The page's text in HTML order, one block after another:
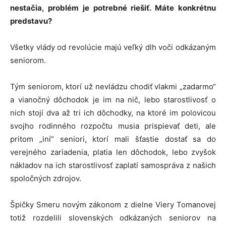
nestačia, problém je potrebné riešiť. Máte konkrétnu
predstavu?
Všetky vlády od revolúcie majú veľký dlh voči odkázaným
seniorom.
Tým seniorom, ktorí už nevládzu chodiť vlakmi „zadarmo“
a vianočný dôchodok je im na nič, lebo starostlivosť o
nich stojí dva až tri ich dôchodky, na ktoré im polovicou
svojho rodinného rozpočtu musia prispievať deti, ale
pritom „iní“ seniori, ktorí mali šťastie dostať sa do
verejného zariadenia, platia len dôchodok, lebo zvyšok
nákladov na ich starostlivosť zaplatí samospráva z našich
spoločných zdrojov.
Špičky Smeru novým zákonom z dielne Viery Tomanovej
totiž rozdelili slovenských odkázaných seniorov na